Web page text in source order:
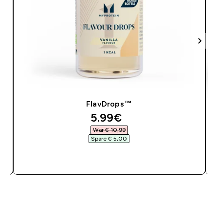
FlavDrops™
discounted price
5.99€‎
War € 10,99‎
Spare € 5,00‎